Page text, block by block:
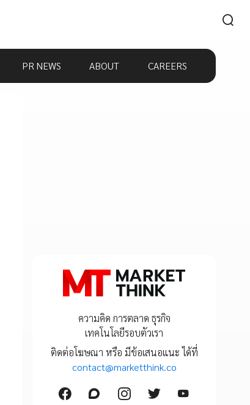
PR NEWS ABOUT CAREERS
ความคิด การตลาด ธุรกิจ
เทคโนโลยีรอบตัวเรา
ติดต่อโฆษณา หรือ มีข้อเสนอแนะ ได้ที่
contact@marketthink.co